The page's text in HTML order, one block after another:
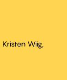
Kristen Wiig